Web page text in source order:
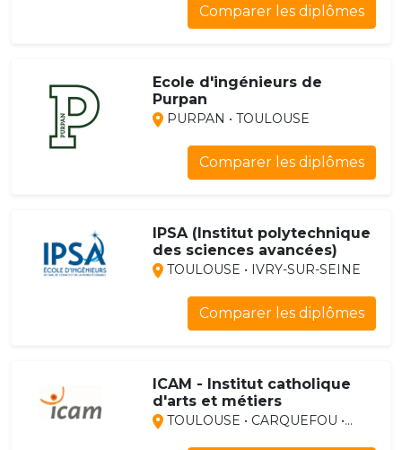
Comparer les diplômes
Ecole d'ingénieurs de
Purpan
PURPAN • TOULOUSE
Comparer les diplômes
IPSA (Institut polytechnique
des sciences avancées)
TOULOUSE • IVRY-SUR-SEINE
Comparer les diplômes
ICAM - Institut catholique
d'arts et métiers
TOULOUSE • CARQUEFOU •...